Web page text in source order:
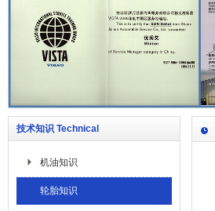
技术知识 Technical
机油知识
轮胎知识